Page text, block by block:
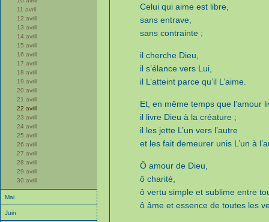
11 avril
12 avril
13 avril
14 avril
15 avril
16 avril
17 avril
18 avril
19 avril
20 avril
21 avril
22 avril
23 avril
24 avril
25 avril
26 avril
27 avril
28 avril
29 avril
30 avril
Mai
Juin
Celui qui aime est libre,
sans entrave,
sans contrainte ;
il cherche Dieu,
il s’élance vers Lui,
il L’atteint parce qu’il L’aime.
Et, en même temps que l’amour
il livre Dieu à la créature ;
il les jette L’un vers l’autre
et les fait demeurer unis L’un à
Ô amour de Dieu,
ô charité,
ô vertu simple et sublime entre
ô âme et essence de toutes les